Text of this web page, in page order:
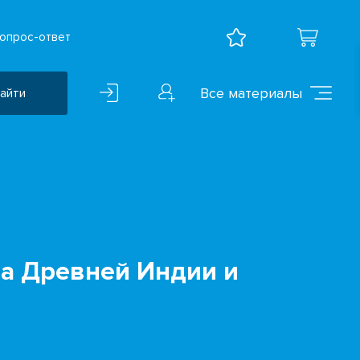
ответ
Все материалы
Иностранные языки
Древней Индии и